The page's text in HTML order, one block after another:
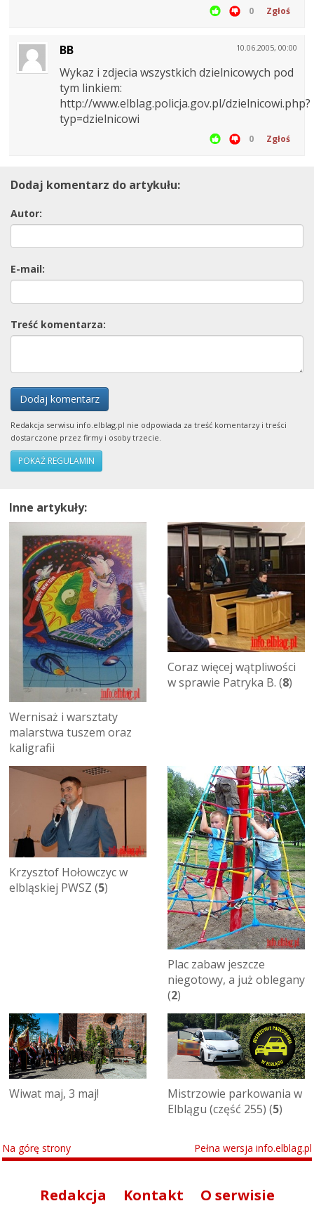
0 Zgłoś
10.06.2005, 00:00
BB
Wykaz i zdjecia wszystkich dzielnicowych pod
tym linkiem:
http://www.elblag.policja.gov.pl/dzielnicowi.php?
typ=dzielnicowi
0 Zgłoś
Dodaj komentarz do artykułu:
Autor:
E-mail:
Treść komentarza:
Dodaj komentarz
Redakcja serwisu info.elblag.pl nie odpowiada za treść komentarzy i treści
dostarczone przez firmy i osoby trzecie.
POKAŻ REGULAMIN
Inne artykuły:
Wernisaż i warsztaty
malarstwa tuszem oraz
kaligrafii
Coraz więcej wątpliwości
w sprawie Patryka B. (8)
Krzysztof Hołowczyc w
elbląskiej PWSZ (5)
Plac zabaw jeszcze
niegotowy, a już oblegany
(2)
Wiwat maj, 3 maj!
Mistrzowie parkowania w
Elblągu (część 255) (5)
Na górę strony Pełna wersja info.elblag.pl
Redakcja Kontakt
O serwisie